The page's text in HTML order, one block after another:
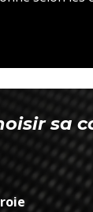
sa